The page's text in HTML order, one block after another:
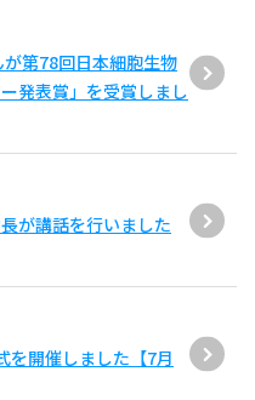
第78回日本細胞生物
発表賞」を受賞しまし
が講話を行いました
を開催しました【7月